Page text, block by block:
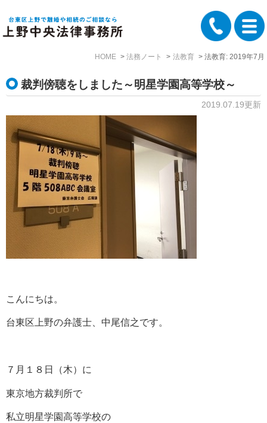
HOME 法務ノート 法教育 法教育: 2019年7月
裁判傍聴をしました～明星学園高等学校～
2019.07.19更新
こんにちは。
台東区上野の弁護士、中尾信之です。
７月１８日（木）に
東京地方裁判所で
私立明星学園高等学校の